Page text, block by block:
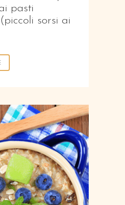
pasti
sorsi ai